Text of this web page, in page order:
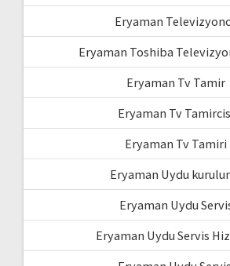
Eryaman
Eryaman Toshiba
Eryaman Tv Tamir
Eryaman Tv
Eryaman Tv Tamiri
Eryaman Uydu
Eryaman Uydu
Eryaman Uydu Servis